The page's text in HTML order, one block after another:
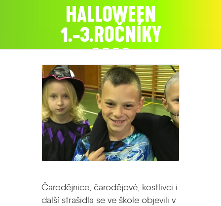
HALLOWEEN
1.-3.ROČNÍKY
2022
halloween 1.-3.ročníky 2022
Čarodějnice, čarodějové, kostlivci i
další strašidla se ve škole objevili v